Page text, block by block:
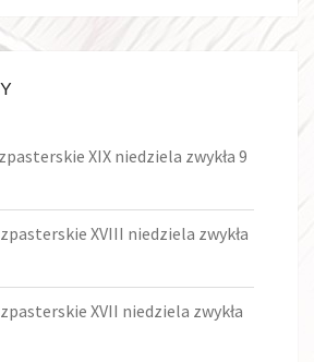
XIX niedziela zwykła 9
XVIII niedziela zwykła
XVII niedziela zwykła